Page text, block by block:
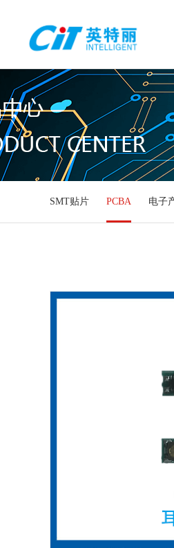
SMT贴片 PCBA 电子